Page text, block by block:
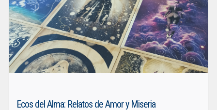
Ecos del Alma: Relatos de Amor y Miseria